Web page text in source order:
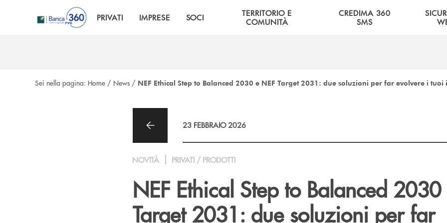
Salta al contenuto principale
PRIVATI IMPRESE SOCI
TERRITORIO E
COMUNITÀ
CREDIMA 360
SMS
Sei nella pagina: Home / News / NEF Ethical Step to Balanced 2030 e NEF Target 2031: due soluzioni per far evolvere i tuoi
23 FEBBRAIO 2026
NOVITÀ PRIVATI / PRODOTTI
NEF Ethical Step to Balanced 2030
Target 2031: due soluzioni per far